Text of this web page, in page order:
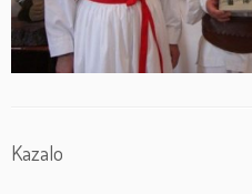
Kazalo